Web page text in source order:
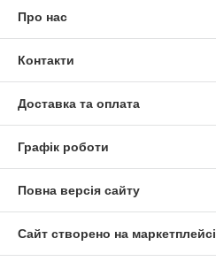
Про нас
Контакти
Доставка та оплата
Графік роботи
Повна версія сайту
Сайт створено на маркетплейсі